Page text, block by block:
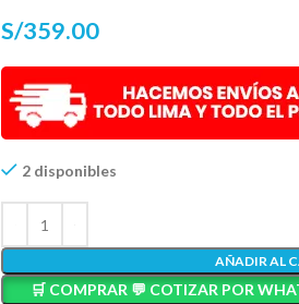
S/359.00
2 disponibles
AÑADIR AL
🛒 COMPRAR 💬 COTIZAR POR